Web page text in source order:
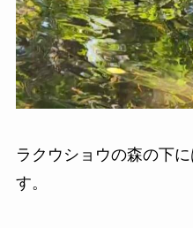
ラクウショウの森の下
す。